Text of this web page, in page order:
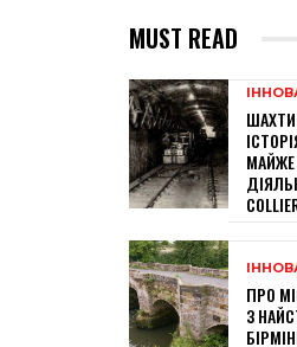
MUST READ
МАЙЖЕ
ПРО
З